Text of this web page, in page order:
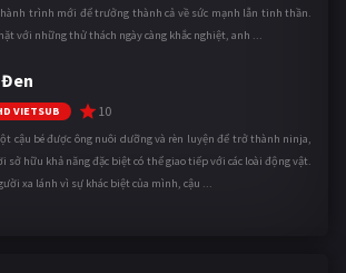
trình mới để trưởng thành cả về sức mạnh lẫn tinh thần.
với những thử thách ngày càng khắc nghiệt, anh ...
VIETSUB 10
cậu bé được ông nuôi dưỡng và rèn luyện để trở thành ninja,
sở hữu khả năng đặc biệt có thể giao tiếp với các loài động vật.
xa lánh vì sự khác biệt của mình, cậu ...